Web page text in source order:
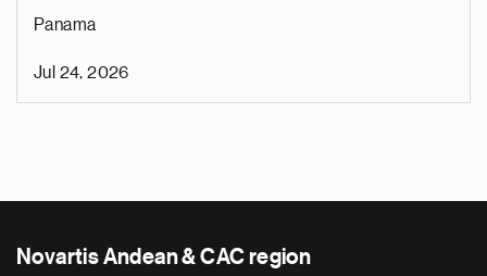
Panama
Jul 24, 2026
Novartis Andean & CAC region